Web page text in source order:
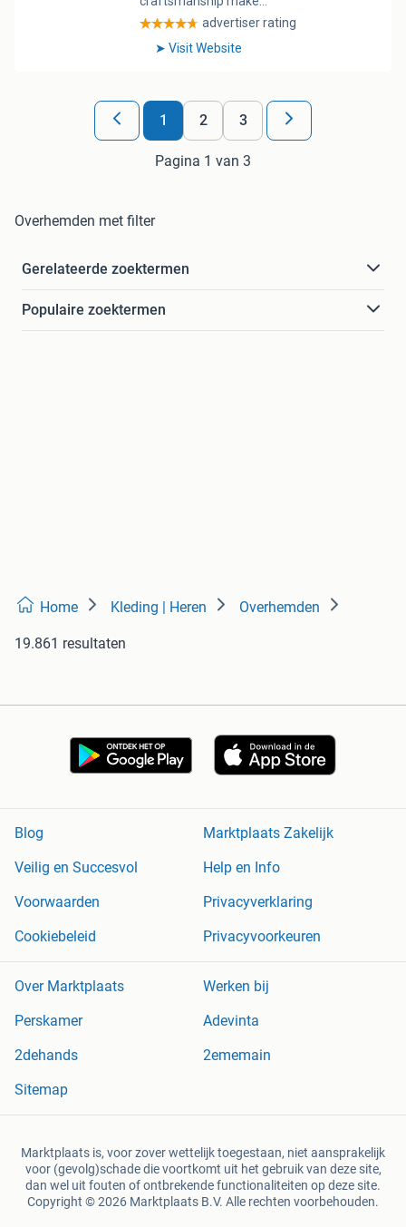
1 2 3
Pagina 1 van 3
Overhemden met filter
Gerelateerde zoektermen
Populaire zoektermen
Home Kleding | Heren Overhemden
19.861 resultaten
Blog
Marktplaats Zakelijk
Veilig en Succesvol
Help en Info
Voorwaarden
Privacyverklaring
Cookiebeleid
Privacyvoorkeuren
Over Marktplaats
Werken bij
Perskamer
Adevinta
2dehands
2ememain
Sitemap
Marktplaats is, voor zover wettelijk toegestaan, niet aansprakelijk
voor (gevolg)schade die voortkomt uit het gebruik van deze site,
dan wel uit fouten of ontbrekende functionaliteiten op deze site.
Copyright © 2026 Marktplaats B.V. Alle rechten voorbehouden.